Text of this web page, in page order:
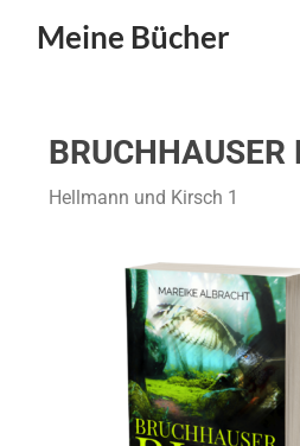
Meine Bücher
BRUCHHAUSER
Hellmann und Kirsch 1